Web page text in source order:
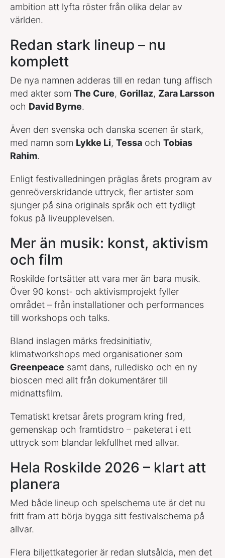
ambition att lyfta röster från olika delar av
världen.
Redan stark lineup – nu
komplett
De nya namnen adderas till en redan tung affisch
med akter som The Cure, Gorillaz, Zara Larsson
och David Byrne.
Även den svenska och danska scenen är stark,
med namn som Lykke Li, Tessa och Tobias
Rahim.
Enligt festivalledningen präglas årets program av
genreöverskridande uttryck, fler artister som
sjunger på sina originals språk och ett tydligt
fokus på liveupplevelsen.
Mer än musik: konst, aktivism
och film
Roskilde fortsätter att vara mer än bara musik.
Över 90 konst- och aktivismprojekt fyller
området – från installationer och performances
till workshops och talks.
Bland inslagen märks fredsinitiativ,
klimatworkshops med organisationer som
Greenpeace samt dans, rulledisko och en ny
bioscen med allt från dokumentärer till
midnattsfilm.
Tematiskt kretsar årets program kring fred,
gemenskap och framtidstro – paketerat i ett
uttryck som blandar lekfullhet med allvar.
Hela Roskilde 2026 – klart att
planera
Med både lineup och spelschema ute är det nu
fritt fram att börja bygga sitt festivalschema på
allvar.
Flera biljettkategorier är redan slutsålda, men det